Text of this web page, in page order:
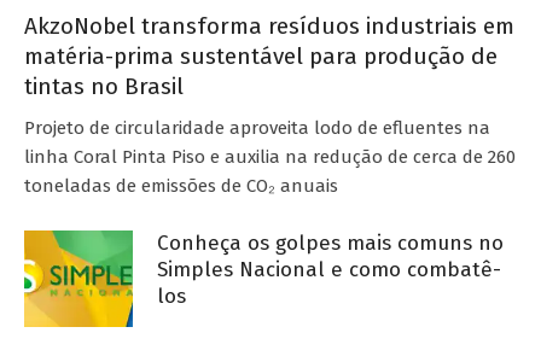
AkzoNobel transforma resíduos industriais em
matéria-prima sustentável para produção de
tintas no Brasil
Projeto de circularidade aproveita lodo de efluentes na
linha Coral Pinta Piso e auxilia na redução de cerca de 260
toneladas de emissões de CO₂ anuais
Conheça os golpes mais comuns no
Simples Nacional e como combatê-
los